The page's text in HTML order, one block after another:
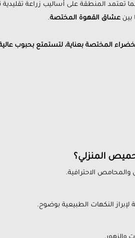
تعتمد المنطقة على أساليب زراعة تقليدية
بينعشاق القهوة المختصة.
المختصة بعناية، لتستمتع بحبوب
المنزلي؟
والمحامص الاحترافية.
النكهات الطبيعية بوضوح.